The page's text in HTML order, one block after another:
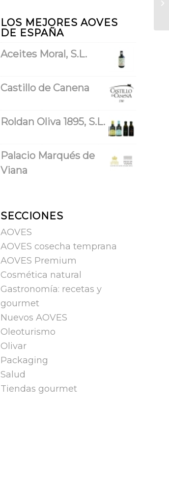
LOS MEJORES AOVES
DE ESPAÑA
Aceites Moral, S.L.
Castillo de Canena
Roldan Oliva 1895, S.L.
Palacio Marqués de
Viana
SECCIONES
AOVES
AOVES cosecha temprana
AOVES Premium
Cosmética natural
Gastronomía: recetas y
gourmet
Nuevos AOVES
Oleoturismo
Olivar
Packaging
Salud
Tiendas gourmet